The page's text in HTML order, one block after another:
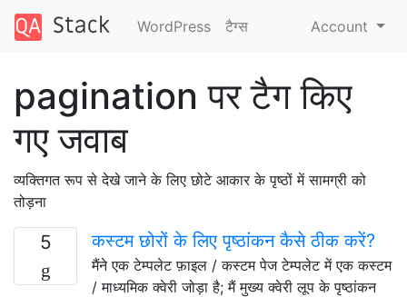
WordPress टैग्‍स Account
pagination पर टैग किए
गए जवाब
व्यक्तिगत रूप से देखे जाने के लिए छोटे आकार के पृष्ठों में सामग्री को
तोड़ना
5 कस्टम छोरों के लिए पृष्ठांकन कैसे ठीक करें?
मैंने एक टेम्पलेट फ़ाइल / कस्टम पेज टेम्पलेट में एक कस्टम
/ माध्यमिक क्वेरी जोड़ा है; मैं मुख्य क्वेरी लूप के पृष्ठांकन